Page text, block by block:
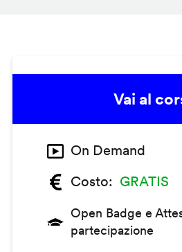
Vai al
On Demand
Costo
GRATIS
Open Badge e
partecipazione